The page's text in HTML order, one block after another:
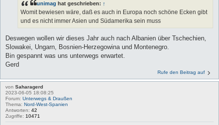
unimag hat geschrieben: ↑
Womit bewiesen wäre, daß es auch in Europa noch schöne Ecken gibt
und es nicht immer Asien und Südamerika sein muss
Deswegen wollen wir dieses Jahr auch nach Albanien über Tschechien,
Slowakei, Ungarn, Bosnien-Herzegowina und Montenegro.
Bin gespannt was uns unterwegs erwartet.
Gerd
Rufe den Beitrag auf
von Saharagerd
2023-06-05 18:08:25
Forum: Unterwegs & Draußen
Thema: Nord-West-Spanien
Antworten: 42
Zugriffe: 10471